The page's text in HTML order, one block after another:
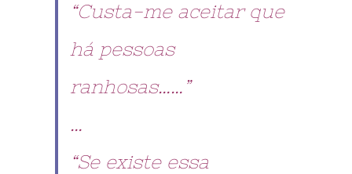
“Custa-me aceitar que
há pessoas
ranhosas……”
…
“Se existe essa